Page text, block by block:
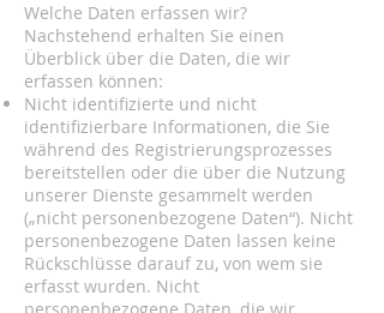
Welche Daten erfassen wir?
Nachstehend erhalten Sie einen
Überblick über die Daten, die wir
erfassen können:
Nicht identifizierte und nicht
identifizierbare Informationen, die Sie
während des Registrierungsprozesses
bereitstellen oder die über die Nutzung
unserer Dienste gesammelt werden
(„nicht personenbezogene Daten“). Nicht
personenbezogene Daten lassen keine
Rückschlüsse darauf zu, von wem sie
erfasst wurden. Nicht